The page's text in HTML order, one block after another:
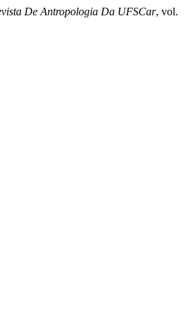
De Antropologia Da UFSCar, vol.